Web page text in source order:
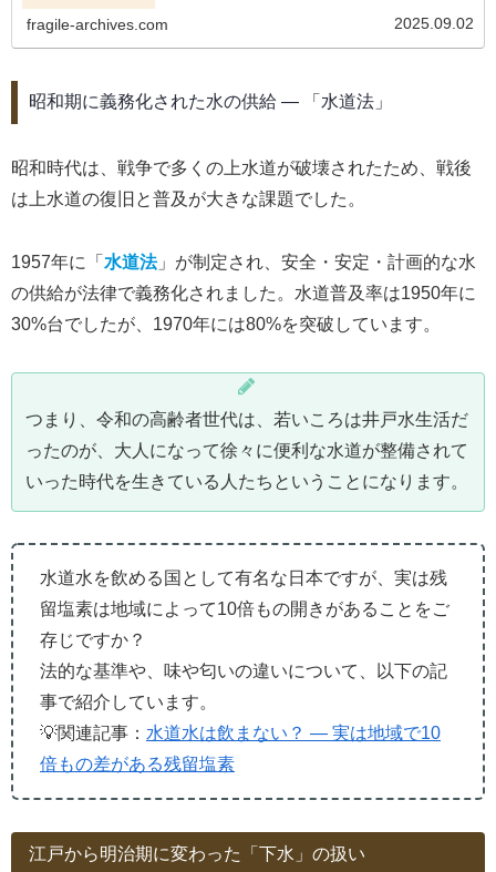
fragile-archives.com 2025.09.02
昭和期に義務化された水の供給 ― 「水道法」
昭和時代は、戦争で多くの上水道が破壊されたため、戦後
は上水道の復旧と普及が大きな課題でした。
1957年に「 水道法」が制定され、安全・安定・計画的な水
の供給が法律で義務化されました。水道普及率は1950年に
30%台でしたが、1970年には80%を突破しています。
つまり、令和の高齢者世代は、若いころは井戸水生活だ
ったのが、大人になって徐々に便利な水道が整備されて
いった時代を生きている人たちということになります。
水道水を飲める国として有名な日本ですが、実は残
留塩素は地域によって10倍もの開きがあることをご
存じですか？
法的な基準や、味や匂いの違いについて、以下の記
事で紹介しています。
💡関連記事： 水道水は飲まない？ ― 実は地域で10
倍もの差がある残留塩素
江戸から明治期に変わった「下水」の扱い